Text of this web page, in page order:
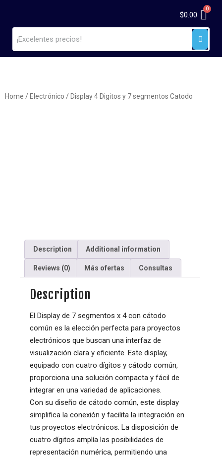
$0.00
Home / Electrónico / Display 4 Digitos y 7 segmentos Catodo
Description Additional information
Reviews (0) Más ofertas Consultas
Description
El Display de 7 segmentos x 4 con cátodo
común es la elección perfecta para proyectos
electrónicos que buscan una interfaz de
visualización clara y eficiente. Este display,
equipado con cuatro dígitos y cátodo común,
proporciona una solución compacta y fácil de
integrar en una variedad de aplicaciones.
Con su diseño de cátodo común, este display
simplifica la conexión y facilita la integración en
tus proyectos electrónicos. La disposición de
cuatro dígitos amplía las posibilidades de
representación numérica, permitiendo una